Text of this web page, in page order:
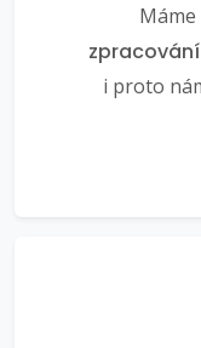
i proto